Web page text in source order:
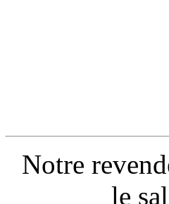
Notre
le